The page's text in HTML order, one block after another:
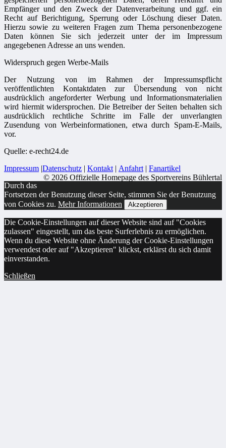
Empfänger und den Zweck der Datenverarbeitung und ggf. ein
Recht auf Berichtigung, Sperrung oder Löschung dieser Daten.
Hierzu sowie zu weiteren Fragen zum Thema personenbezogene
Daten können Sie sich jederzeit unter der im Impressum
angegebenen Adresse an uns wenden.
Widerspruch gegen Werbe-Mails
Der Nutzung von im Rahmen der Impressumspflicht
veröffentlichten Kontaktdaten zur Übersendung von nicht
ausdrücklich angeforderter Werbung und Informationsmaterialien
wird hiermit widersprochen. Die Betreiber der Seiten behalten sich
ausdrücklich rechtliche Schritte im Falle der unverlangten
Zusendung von Werbeinformationen, etwa durch Spam-E-Mails,
vor.
Quelle: e-recht24.de
Impressum |Datenschutz | Kontakt | Anfahrt | Fanartikel
© 2026 Offizielle Homepage des Sportvereins Bühlertal
Durch das
Fortsetzen der Benutzung dieser Seite, stimmen Sie der Benutzung
von Cookies zu. Mehr Informationen Akzeptieren
Die Cookie-Einstellungen auf dieser Website sind auf "Cookies
zulassen" eingestellt, um das beste Surferlebnis zu ermöglichen.
Wenn du diese Website ohne Änderung der Cookie-Einstellungen
verwendest oder auf "Akzeptieren" klickst, erklärst du sich damit
einverstanden.
Schließen